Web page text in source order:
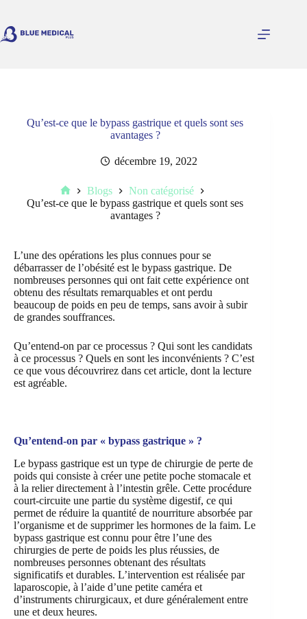
contenu
Qu’est-ce que le bypass gastrique et quels sont ses
avantages ?
décembre 19, 2022
Accueil
Blogs
Non catégorisé
Qu’est-ce que le bypass gastrique et quels sont ses
avantages ?
L’une des opérations les plus connues pour se
débarrasser de l’obésité est le bypass gastrique. De
nombreuses personnes qui ont fait cette expérience ont
obtenu des résultats remarquables et ont perdu
beaucoup de poids en peu de temps, sans avoir à subir
de grandes souffrances.
Qu’entend-on par ce processus ? Qui sont les candidats
à ce processus ? Quels en sont les inconvénients ? C’est
ce que vous découvrirez dans cet article, dont la lecture
est agréable.
Qu’entend-on par « bypass gastrique » ?
Le bypass gastrique est un type de chirurgie de perte de
poids qui consiste à créer une petite poche stomacale et
à la relier directement à l’intestin grêle. Cette procédure
court-circuite une partie du système digestif, ce qui
permet de réduire la quantité de nourriture absorbée par
l’organisme et de supprimer les hormones de la faim. Le
bypass gastrique est connu pour être l’une des
chirurgies de perte de poids les plus réussies, de
nombreuses personnes obtenant des résultats
significatifs et durables. L’intervention est réalisée par
laparoscopie, à l’aide d’une petite caméra et
d’instruments chirurgicaux, et dure généralement entre
une et deux heures.